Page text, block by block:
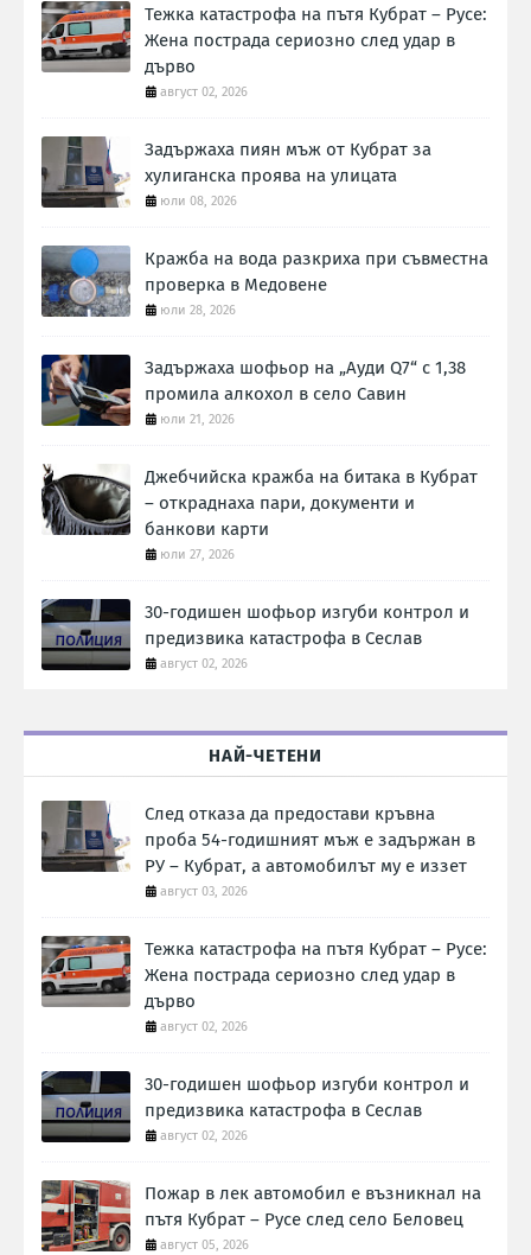
Тежка катастрофа на пътя Кубрат – Русе:
Жена пострада сериозно след удар в
дърво
август 02, 2026
Задържаха пиян мъж от Кубрат за
хулиганска проява на улицата
юли 08, 2026
Кражба на вода разкриха при съвместна
проверка в Медовене
юли 28, 2026
Задържаха шофьор на „Ауди Q7“ с 1,38
промила алкохол в село Савин
юли 21, 2026
Джебчийска кражба на битака в Кубрат
– откраднаха пари, документи и
банкови карти
юли 27, 2026
30-годишен шофьор изгуби контрол и
предизвика катастрофа в Сеслав
август 02, 2026
НАЙ-ЧЕТЕНИ
След отказа да предостави кръвна
проба 54-годишният мъж е задържан в
РУ – Кубрат, а автомобилът му е иззет
август 03, 2026
Тежка катастрофа на пътя Кубрат – Русе:
Жена пострада сериозно след удар в
дърво
август 02, 2026
30-годишен шофьор изгуби контрол и
предизвика катастрофа в Сеслав
август 02, 2026
Пожар в лек автомобил е възникнал на
пътя Кубрат – Русе след село Беловец
август 05, 2026